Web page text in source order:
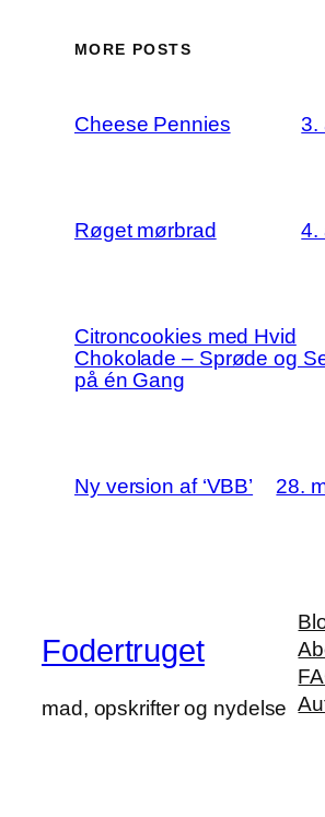
MORE POSTS
Cheese Pennies 3.
Røget mørbrad 4.
Citroncookies med Hvid
Chokolade – Sprøde og
på én Gang
Ny version af ‘VBB’ 28.
Fodertruget
mad, opskrifter og nydelse